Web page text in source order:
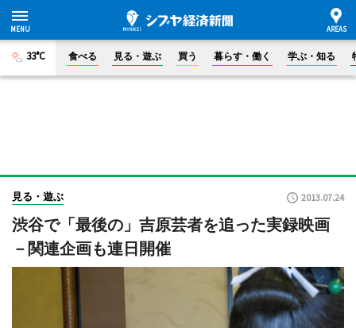
33°C 食べる 見る・遊ぶ 買う 暮らす・働く 学ぶ・知る
見る・遊ぶ 2013.07.24
渋谷で「最後の」吉原芸者を追った実録映画
－関連企画も連日開催